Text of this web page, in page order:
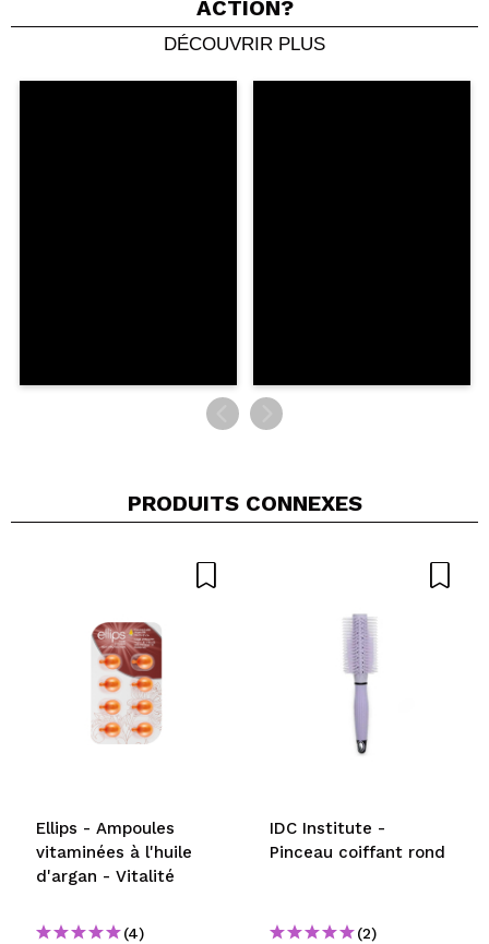
Partager une vidéo ou une photo
Votre vidéo pourrait être la première. Imaginez...
ACTION?
DÉCOUVRIR PLUS
PRODUITS CONNEXES
Ellips - Ampoules
vitaminées à l'huile
d'argan - Vitalité
(4)
IDC Institute -
Pinceau coiffant rond
(2)